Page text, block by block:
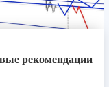
рекомендации